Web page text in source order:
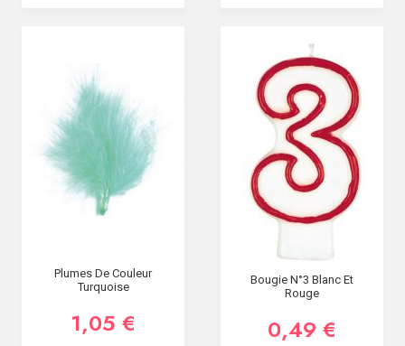
Plumes De Couleur
Turquoise
1,05 €
Bougie N°3 Blanc Et
Rouge
0,49 €